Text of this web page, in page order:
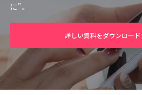
に”。
詳しい資料をダウンロード